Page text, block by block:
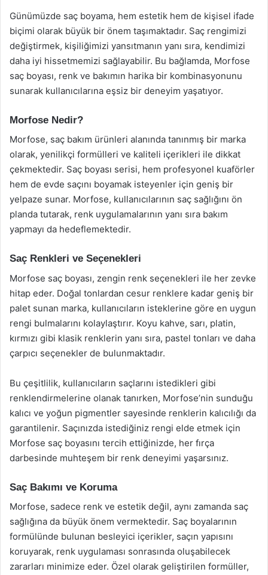
Günümüzde saç boyama, hem estetik hem de kişisel ifade
biçimi olarak büyük bir önem taşımaktadır. Saç rengimizi
değiştirmek, kişiliğimizi yansıtmanın yanı sıra, kendimizi
daha iyi hissetmemizi sağlayabilir. Bu bağlamda, Morfose
saç boyası, renk ve bakımın harika bir kombinasyonunu
sunarak kullanıcılarına eşsiz bir deneyim yaşatıyor.
Morfose Nedir?
Morfose, saç bakım ürünleri alanında tanınmış bir marka
olarak, yenilikçi formülleri ve kaliteli içerikleri ile dikkat
çekmektedir. Saç boyası serisi, hem profesyonel kuaförler
hem de evde saçını boyamak isteyenler için geniş bir
yelpaze sunar. Morfose, kullanıcılarının saç sağlığını ön
planda tutarak, renk uygulamalarının yanı sıra bakım
yapmayı da hedeflemektedir.
Saç Renkleri ve Seçenekleri
Morfose saç boyası, zengin renk seçenekleri ile her zevke
hitap eder. Doğal tonlardan cesur renklere kadar geniş bir
palet sunan marka, kullanıcıların isteklerine göre en uygun
rengi bulmalarını kolaylaştırır. Koyu kahve, sarı, platin,
kırmızı gibi klasik renklerin yanı sıra, pastel tonları ve daha
çarpıcı seçenekler de bulunmaktadır.
Bu çeşitlilik, kullanıcıların saçlarını istedikleri gibi
renklendirmelerine olanak tanırken, Morfose’nin sunduğu
kalıcı ve yoğun pigmentler sayesinde renklerin kalıcılığı da
garantilenir. Saçınızda istediğiniz rengi elde etmek için
Morfose saç boyasını tercih ettiğinizde, her fırça
darbesinde muhteşem bir renk deneyimi yaşarsınız.
Saç Bakımı ve Koruma
Morfose, sadece renk ve estetik değil, aynı zamanda saç
sağlığına da büyük önem vermektedir. Saç boyalarının
formülünde bulunan besleyici içerikler, saçın yapısını
koruyarak, renk uygulaması sonrasında oluşabilecek
zararları minimize eder. Özel olarak geliştirilen formüller,